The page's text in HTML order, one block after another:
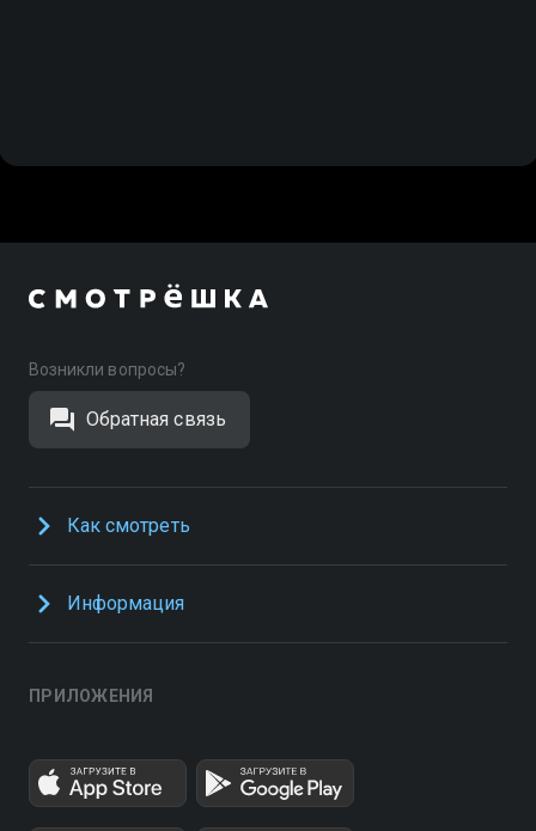
Возникли вопросы?
Обратная связь
Как смотреть
Информация
ПРИЛОЖЕНИЯ